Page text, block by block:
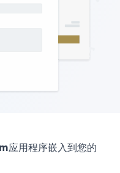
用程序嵌入到您的